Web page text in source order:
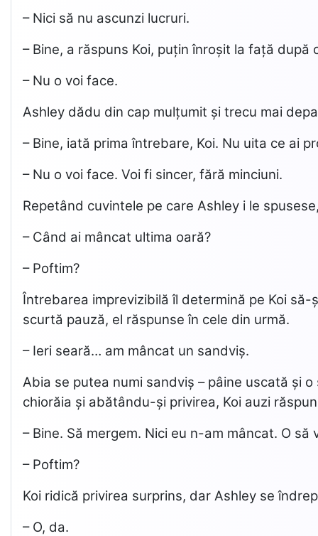
– Nici să nu ascunzi lucruri.
– Bine, a răspuns Koi, puțin înroșit la față
– Nu o voi face.
Ashley dădu din cap mulțumit și trecu mai
– Bine, iată prima întrebare, Koi. Nu uita ce ai
– Nu o voi face. Voi fi sincer, fără minciuni.
Repetând cuvintele pe care Ashley i le
– Când ai mâncat ultima oară?
– Poftim?
Întrebarea imprevizibilă îl determină pe Koi
scurtă pauză, el răspunse în cele din urmă.
– Ieri seară… am mâncat un sandviș.
Abia se putea numi sandviș – pâine uscată și
chiorăia și abătându-și privirea, Koi auzi
– Bine. Să mergem. Nici eu n-am mâncat. O să
– Poftim?
Koi ridică privirea surprins, dar Ashley se
– O, da.